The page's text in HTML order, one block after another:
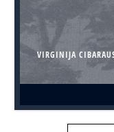
VIRGINIJA